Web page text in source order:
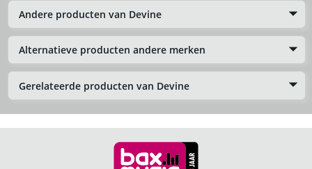
Andere producten van Devine
Alternatieve producten andere merken
Gerelateerde producten van Devine